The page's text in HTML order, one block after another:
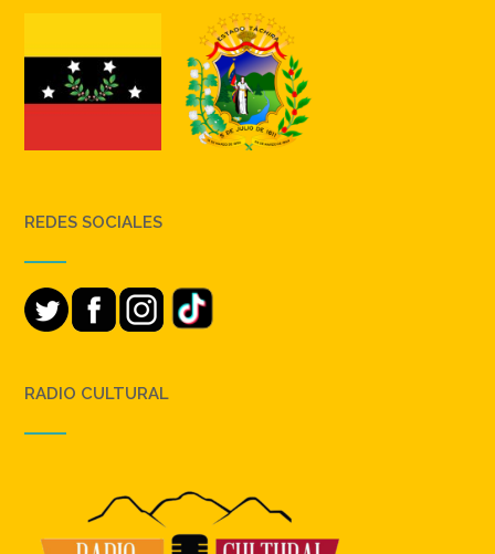
REDES SOCIALES
RADIO CULTURAL